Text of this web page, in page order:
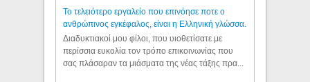
Το τελειότερο εργαλείο που επινόησε ποτε ο
ανθρώπινος εγκέφαλος, είναι η Ελληνική γλώσσα.
Διαδυκτιακοί μου φίλοι, που υιοθετίσατε με
περίσσια ευκολία τον τρόπο επικοινωνίας που
σας πλάσαραν τα μιάσματα της νέας τάξης πρα...